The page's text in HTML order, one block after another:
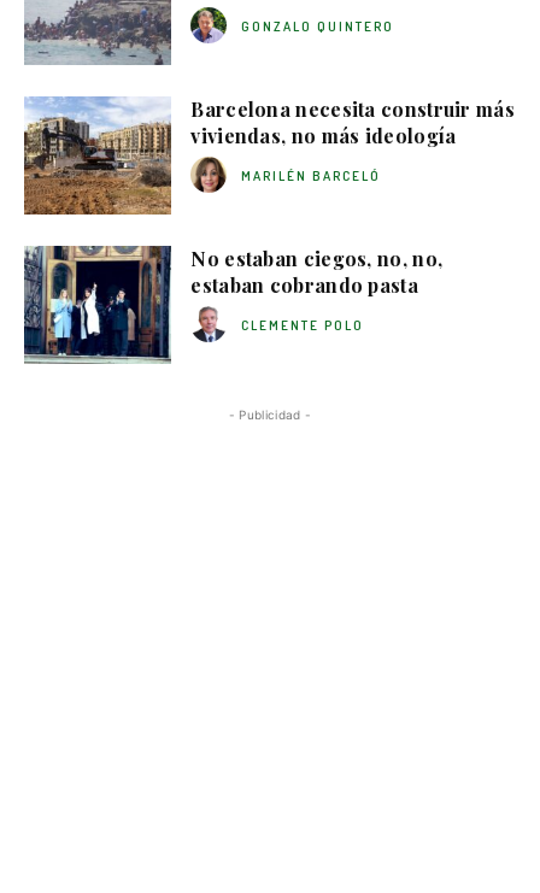
GONZALO QUINTERO
Barcelona necesita construir más
viviendas, no más ideología
MARILÉN BARCELÓ
No estaban ciegos, no, no,
estaban cobrando pasta
CLEMENTE POLO
- Publicidad -